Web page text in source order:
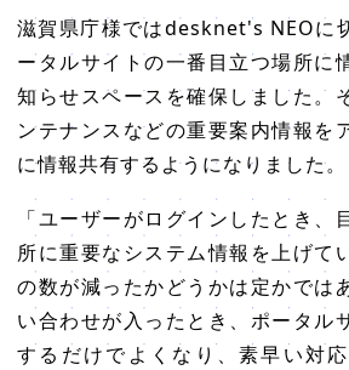
滋賀県庁様ではdesknet's NEOに
ータルサイトの一番目立つ場所に
知らせスペースを確保しました。
ンテナンスなどの重要案内情報を
に情報共有するようになりました。
「ユーザーがログインしたとき、
所に重要なシステム情報を上げて
の数が減ったかどうかは定かでは
い合わせが入ったとき、ポータル
するだけでよくなり、素早い対